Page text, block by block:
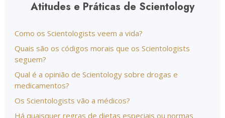
Atitudes e Práticas de Scientology
Como os Scientologists veem a vida?
Quais são os códigos morais que os Scientologists
seguem?
Qual é a opinião de Scientology sobre drogas e
medicamentos?
Os Scientologists vão a médicos?
Há quaisquer regras de dietas especiais ou normas